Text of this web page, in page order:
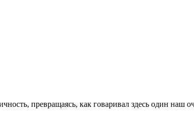
превращаясь, как говаривал здесь один наш